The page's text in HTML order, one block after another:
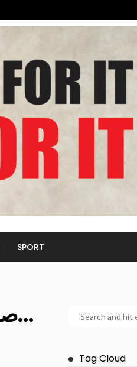
SPORT
صور خادشة تجبر هيئة الرياضة السعودية على الاعتذار…
Tag Cloud